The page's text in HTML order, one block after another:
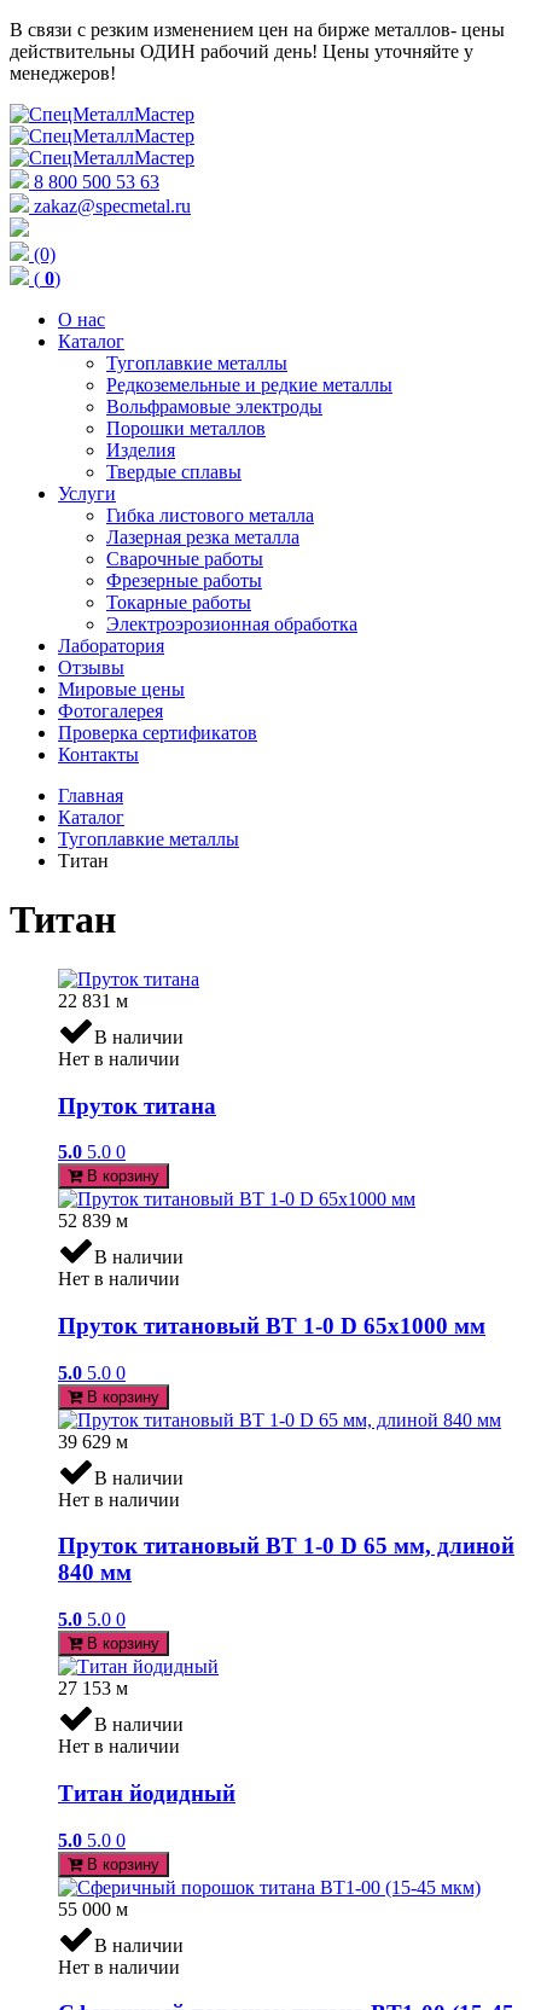
В связи с резким изменением цен на бирже металлов- цены
действительны ОДИН рабочий день! Цены уточняйте у
менеджеров!
8 800 500 53 63
zakaz@specmetal.ru
(0)
( 0)
О нас
Каталог
Тугоплавкие металлы
Редкоземельные и редкие металлы
Вольфрамовые электроды
Порошки металлов
Изделия
Твердые сплавы
Услуги
Гибка листового металла
Лазерная резка металла
Сварочные работы
Фрезерные работы
Токарные работы
Электроэрозионная обработка
Лаборатория
Отзывы
Мировые цены
Фотогалерея
Проверка сертификатов
Контакты
Главная
Каталог
Тугоплавкие металлы
Титан
Титан
22 831 м
В наличии
Нет в наличии
Пруток титана
5.0 5.0 0
В корзину
52 839 м
В наличии
Нет в наличии
Пруток титановый ВТ 1-0 D 65х1000 мм
5.0 5.0 0
В корзину
39 629 м
В наличии
Нет в наличии
Пруток титановый ВТ 1-0 D 65 мм, длиной
840 мм
5.0 5.0 0
В корзину
27 153 м
В наличии
Нет в наличии
Титан йодидный
5.0 5.0 0
В корзину
55 000 м
В наличии
Нет в наличии